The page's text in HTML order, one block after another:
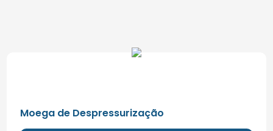
Moega de Despressurização